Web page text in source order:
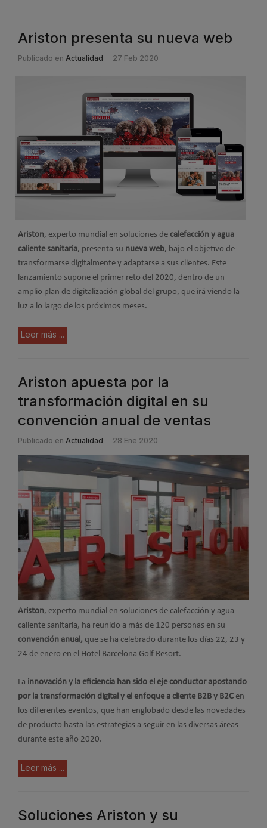
Ariston presenta su nueva web
Publicado en Actualidad 27 Feb 2020
Ariston, experto mundial en soluciones de calefacción y agua
caliente sanitaria, presenta su nueva web, bajo el objetivo de
transformarse digitalmente y adaptarse a sus clientes. Este
lanzamiento supone el primer reto del 2020, dentro de un
amplio plan de digitalización global del grupo, que irá viendo la
luz a lo largo de los próximos meses.
Leer más ...
Ariston apuesta por la
transformación digital en su
convención anual de ventas
Publicado en Actualidad 28 Ene 2020
Ariston, experto mundial en soluciones de calefacción y agua
caliente sanitaria, ha reunido a más de 120 personas en su
convención anual, que se ha celebrado durante los días 22, 23 y
24 de enero en el Hotel Barcelona Golf Resort.
La innovación y la eficiencia han sido el eje conductor apostando
por la transformación digital y el enfoque a cliente B2B y B2C en
los diferentes eventos, que han englobado desde las novedades
de producto hasta las estrategias a seguir en las diversas áreas
durante este año 2020.
Leer más ...
Soluciones Ariston y su